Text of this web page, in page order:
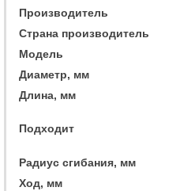
Производитель
Страна производитель
Модель
Диаметр, мм
Длина, мм
Подходит
Радиус сгибания, мм
Ход, мм